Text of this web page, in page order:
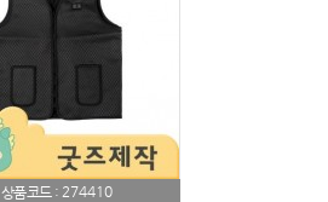
상품코드 : 274410